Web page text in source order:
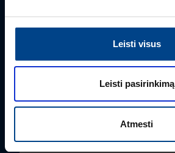
Leisti visus
Leisti pasirinkimą
Atmesti
Pavardė*
Įmonė